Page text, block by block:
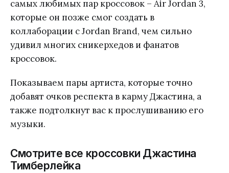
самых любимых пар кроссовок – Air Jordan 3,
которые он позже смог создать в
коллаборации с Jordan Brand, чем сильно
удивил многих сникерхедов и фанатов
кроссовок.
Показываем пары артиста, которые точно
добавят очков респекта в карму Джастина, а
также подтолкнут вас к прослушиванию его
музыки.
Смотрите все кроссовки Джастина
Тимберлейка